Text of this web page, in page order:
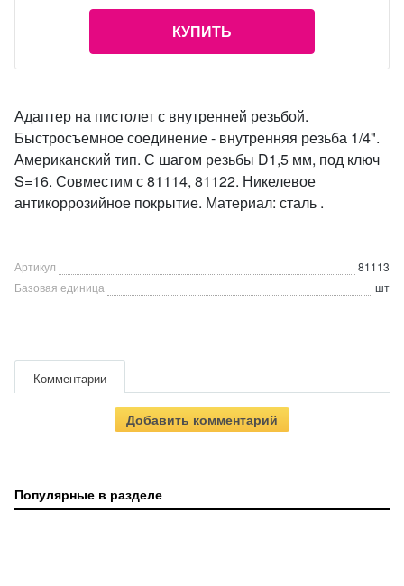
КУПИТЬ
Адаптер на пистолет с внутренней резьбой.
Быстросъемное соединение - внутренняя резьба 1/4".
Американский тип. С шагом резьбы D1,5 мм, под ключ
S=16. Совместим с 81114, 81122. Никелевое
антикоррозийное покрытие. Материал: сталь .
Артикул
81113
Базовая единица
шт
Комментарии
Добавить комментарий
Популярные в разделе